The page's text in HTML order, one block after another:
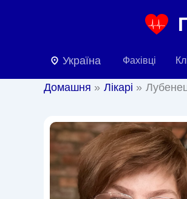
Україна Фахівці
Домашня Лікарі